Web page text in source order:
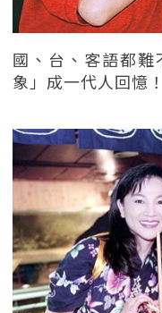
國、台、客語都
象」成一代人回憶！